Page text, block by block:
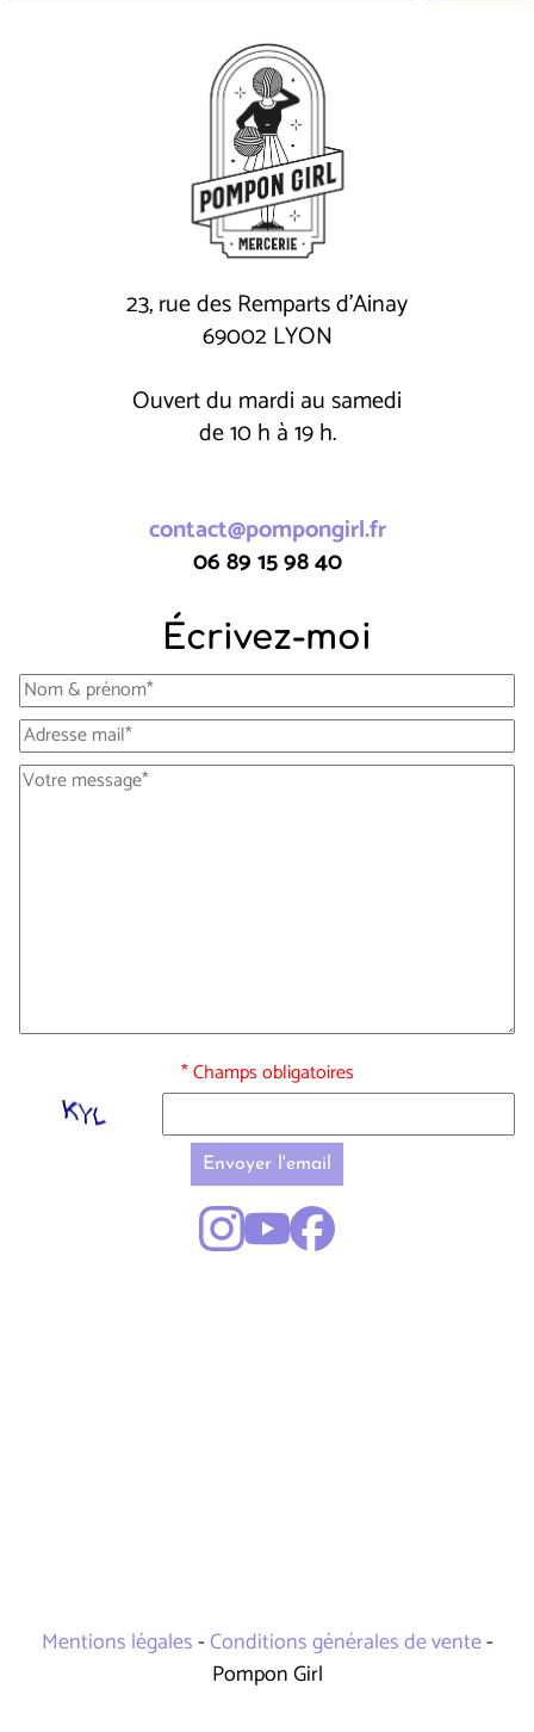
23, rue des Remparts d'Ainay
69002 LYON
Ouvert du mardi au samedi
de 10 h à 19 h.
contact@pompongirl.fr
06 89 15 98 40
Écrivez-moi
* Champs obligatoires
Envoyer l'email
Mentions légales-Conditions générales de vente-
Pompon Girl